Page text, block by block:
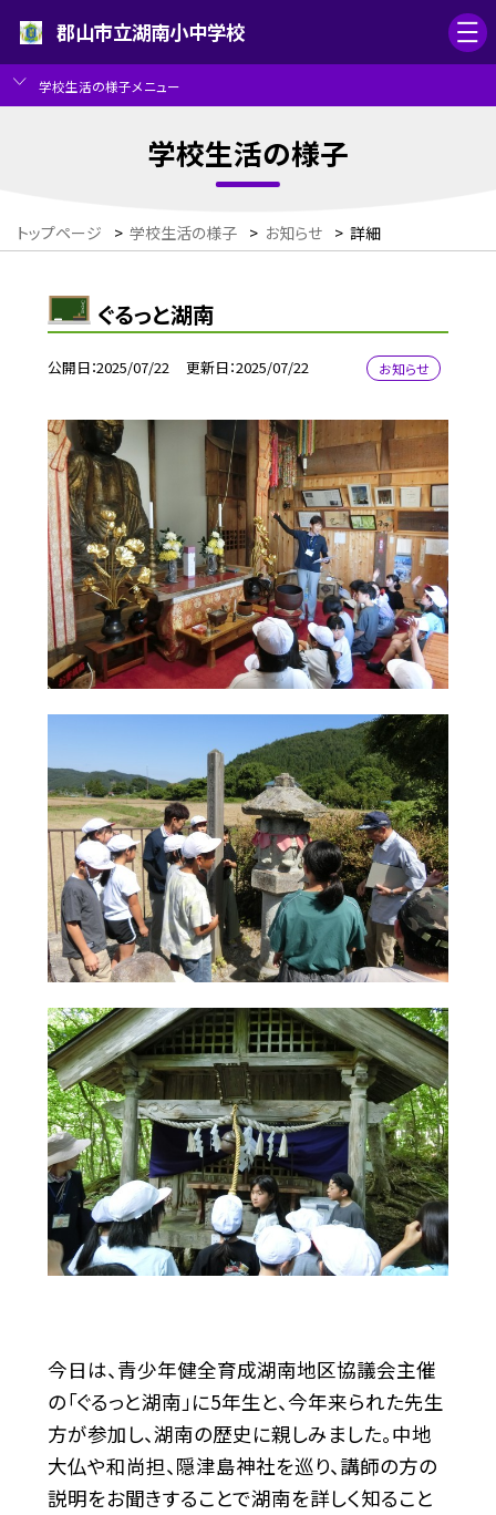
郡山市立湖南小中学校
学校生活の様子メニュー
学校生活の様子
トップページ > 学校生活の様子 > お知らせ > 詳細
ぐるっと湖南
公開日 2025/07/22 更新日 2025/07/22 お知らせ
今日は、青少年健全育成湖南地区協議会主催
の「ぐるっと湖南」に5年生と、今年来られた先生
方が参加し、湖南の歴史に親しみました。中地
大仏や和尚担、隠津島神社を巡り、講師の方の
説明をお聞きすることで湖南を詳しく知ること